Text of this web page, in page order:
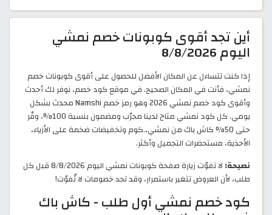
أين تجد أقوى كوبونات خصم نمشي
اليوم 8/8/2026
إذا كنت تتساءل عن المكان الأفضل للحصول على أقوى كوبونات خصم
نمشي، فأنت في المكان الصحيح. في موقع كود خصم، نوفر لك أحدث
وأقوى كود خصم نمشي 2026 وهو رمز خصم Namshi محدث بشكل
يومي. كل كود نمشي متاح لدينا مجرّب ومضمون بنسبة 100%، وفّر
حتى 50% كاش باك من نمشي،.كوم وتخفيضات ضخمة على الأزياء،
الأحذية، مستحضرات التجميل وأكثر.
نصيحة:
لا تفوّت زيارة صفحة كوبونات نمشي اليوم 8/8/2026 قبل كل
طلب، لأن العروض تتغير باستمرار، وقد تجد خصومات لا تُفوّت!
كود خصم نمشي أول طلب - كاش باك